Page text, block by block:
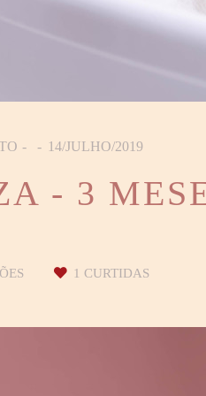
14/JULHO/2019
- 3
1 CURTIDAS